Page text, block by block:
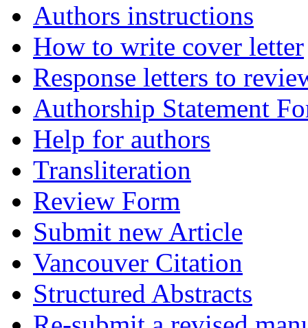
Authors instructions
How to write cover letter
Response letters to
Authorship Statement
Help for authors
Transliteration
Review Form
Submit new Article
Vancouver Citation
Structured Abstracts